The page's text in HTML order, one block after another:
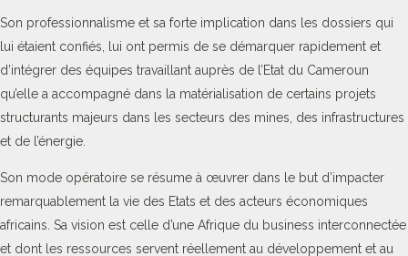
Son professionnalisme et sa forte implication dans les dossiers qui
lui étaient confiés, lui ont permis de se démarquer rapidement et
d’intégrer des équipes travaillant auprès de l’Etat du Cameroun
qu’elle a accompagné dans la matérialisation de certains projets
structurants majeurs dans les secteurs des mines, des infrastructures
et de l’énergie.
Son mode opératoire se résume à œuvrer dans le but d’impacter
remarquablement la vie des Etats et des acteurs économiques
africains. Sa vision est celle d’une Afrique du business interconnectée
et dont les ressources servent réellement au développement et au